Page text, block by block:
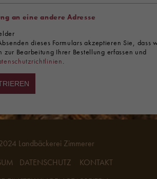
an eine andere Adresse
dieses Formulars akzeptieren Sie, dass
zur Bearbeitung Ihrer Bestellung erfassen und
.
Landbäckerei Zimmerer
DATENSCHUTZ
KONTAKT